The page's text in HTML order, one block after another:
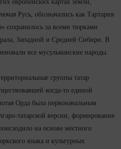
европейских картах земли,
Русь, обозначались как Тартария
сохранилось за всеми тюрками
Западной и Средней Сибири. В
все мусульманские народы.
группы татар
когда-то единой
Орда была первоначальным
татарской версии, формирование
на основе местного
языка и культурных